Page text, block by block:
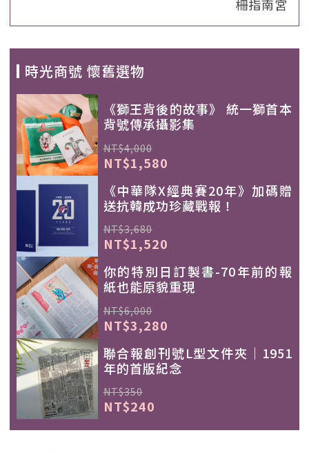
柵指南宮
時光商號 懷舊選物
《獅王背後的故事》 統一獅首本
背號傳承攝影集
NT$4,000
NT$1,580
《中華隊X經典賽20年》加碼贈
送抗韓成功珍藏戰報！
NT$3,680
NT$1,520
你的特別日訂製書-70年前的報
紙也能原貌重現
NT$6,000
NT$3,280
聯合報創刊號L型文件夾｜1951
年的首版紀念
NT$350
NT$240